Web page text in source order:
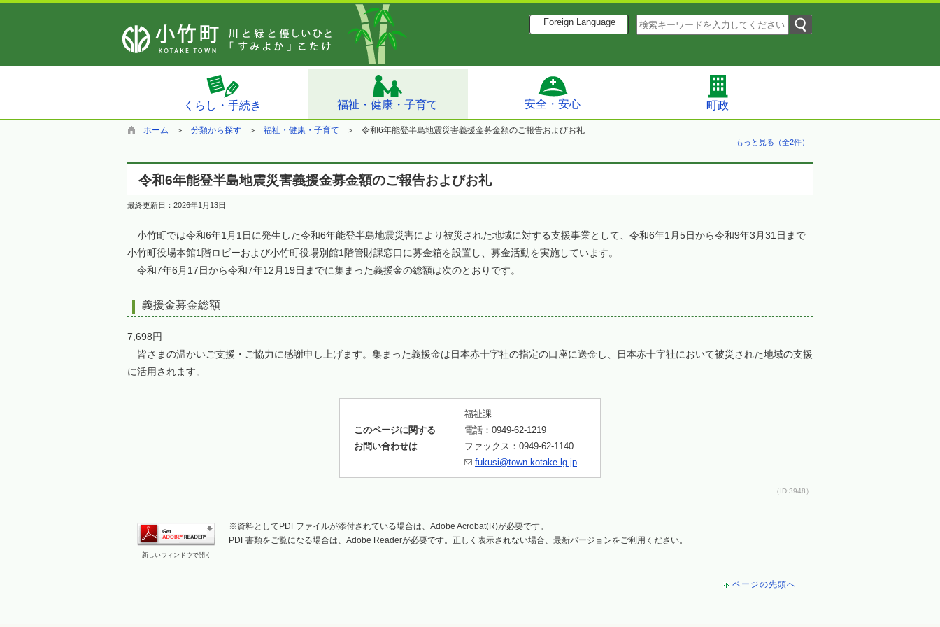
Foreign Language
くらし・手続き 福祉・健康・子育て 安全・安心 町政
ホーム 分類から探す 福祉・健康・子育て 令和6年能登半島地震災害義援金募金額のご報告およびお礼
もっと見る（全2件）
令和6年能登半島地震災害義援金募金額のご報告およびお礼
最終更新日： 2026年1月13日
小竹町では令和6年1月1日に発生した令和6年能登半島地震災害により被災された地域に対する支援事業として、令和6年1月5日から令和9年3月31日まで
小竹町役場本館1階ロビーおよび小竹町役場別館1階管財課窓口に募金箱を設置し、募金活動を実施しています。
令和7年6月17日から令和7年12月19日までに集まった義援金の総額は次のとおりです。
義援金募金総額
7,698円
皆さまの温かいご支援・ご協力に感謝申し上げます。集まった義援金は日本赤十字社の指定の口座に送金し、日本赤十字社において被災された地域の支援
に活用されます。
このページに関する
お問い合わせは
福祉課
電話：0949-62-1219
ファックス：0949-62-1140
fukusi@town.kotake.lg.jp
（ID:3948）
新しいウィンドウで開く
※資料としてPDFファイルが添付されている場合は、Adobe Acrobat(R)が必要です。
PDF書類をご覧になる場合は、Adobe Readerが必要です。正しく表示されない場合、最新バージョンをご利用ください。
ページの先頭へ